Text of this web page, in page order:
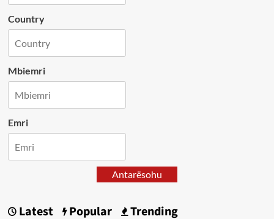
Country
Mbiemri
Emri
Antarësohu
Latest Popular Trending